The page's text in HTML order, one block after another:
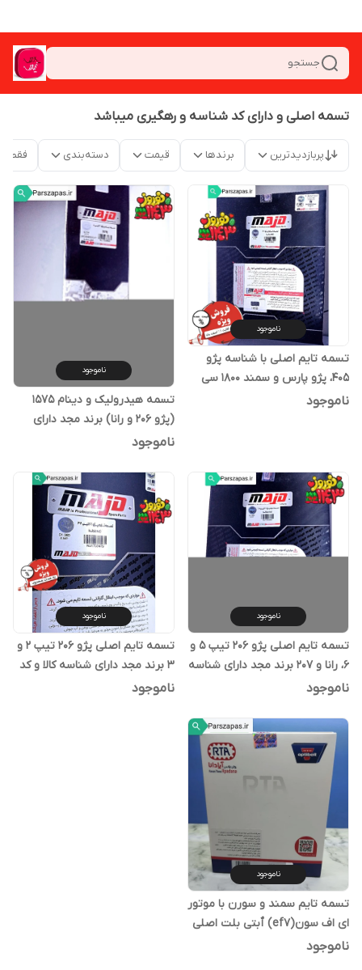
جستجو
تسمه اصلی و دارای کد شناسه و رهگیری میباشد
پربازدیدترین برندها قیمت دسته‌بندی فقط
ناموجود
تسمه تایم اصلی با شناسه پژو
405، پژو پارس و سمند 1800 سی
سی Xu7 برند مجد
ناموجود
ناموجود
تسمه هیدرولیک و دینام 1575
(پژو 206 و رانا) برند مجد دارای
شناسه کالا
ناموجود
ناموجود
تسمه تایم اصلی پژو 206 تیپ 5 و
6، رانا و 207 برند مجد دارای شناسه
کالا و کد رهگیری
ناموجود
ناموجود
تسمه تایم اصلی پژو 206 تیپ 2 و
3 برند مجد دارای شناسه کالا و کد
رهگیری
ناموجود
ناموجود
تسمه تایم سمند و سورن با موتور
ای اف سون(ef7) ٱبتی بلت اصلی
دارای شناسه و کد رهگیری
ناموجود